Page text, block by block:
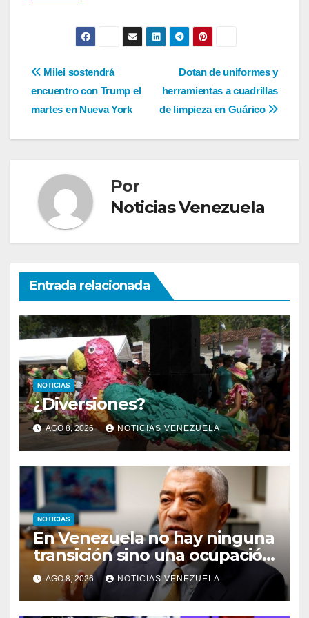
Navegación
de
entradas
Dotan de uniformes y
herramientas a cuadrillas
de limpieza en Guárico
Milei sostendrá
encuentro con Trump el
martes en Nueva York
Por
Noticias Venezuela
Entrada relacionada
NOTICIAS
¿Diversiones?
AGO 8, 2026 NOTICIAS VENEZUELA
NOTICIAS
En Venezuela no hay ninguna
transición sino una ocupación
a la fuerza
AGO 8, 2026 NOTICIAS VENEZUELA